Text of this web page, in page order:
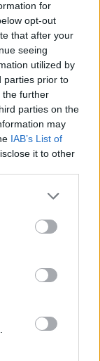
for
opt-out
that after your
seeing
utilized by
parties prior to
the further
parties on the
may
IAB’s List of
it to other